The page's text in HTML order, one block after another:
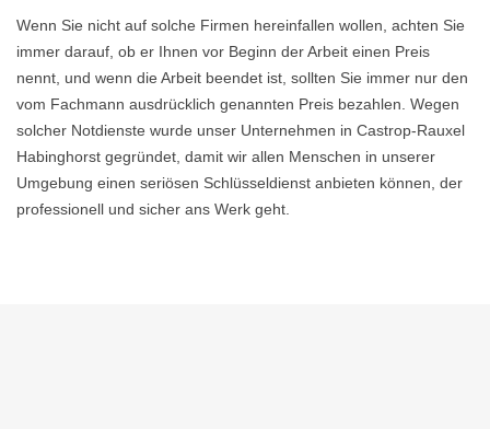
Wenn Sie nicht auf solche Firmen hereinfallen wollen, achten Sie
immer darauf, ob er Ihnen vor Beginn der Arbeit einen Preis
nennt, und wenn die Arbeit beendet ist, sollten Sie immer nur den
vom Fachmann ausdrücklich genannten Preis bezahlen. Wegen
solcher Notdienste wurde unser Unternehmen in Castrop-Rauxel
Habinghorst gegründet, damit wir allen Menschen in unserer
Umgebung einen seriösen Schlüsseldienst anbieten können, der
professionell und sicher ans Werk geht.